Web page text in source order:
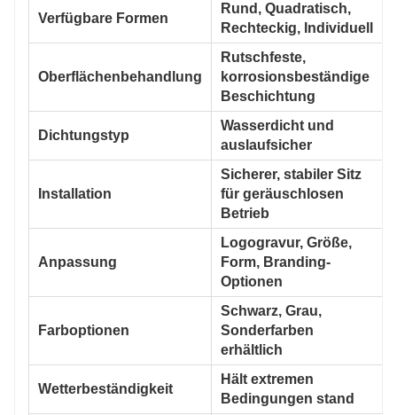
Verfügbare Formen
Rund, Quadratisch,
Rechteckig, Individuell
Oberflächenbehandlung
Rutschfeste,
korrosionsbeständige
Beschichtung
Dichtungstyp
Wasserdicht und
auslaufsicher
Installation
Sicherer, stabiler Sitz
für geräuschlosen
Betrieb
Anpassung
Logogravur, Größe,
Form, Branding-
Optionen
Farboptionen
Schwarz, Grau,
Sonderfarben
erhältlich
Wetterbeständigkeit
Hält extremen
Bedingungen stand